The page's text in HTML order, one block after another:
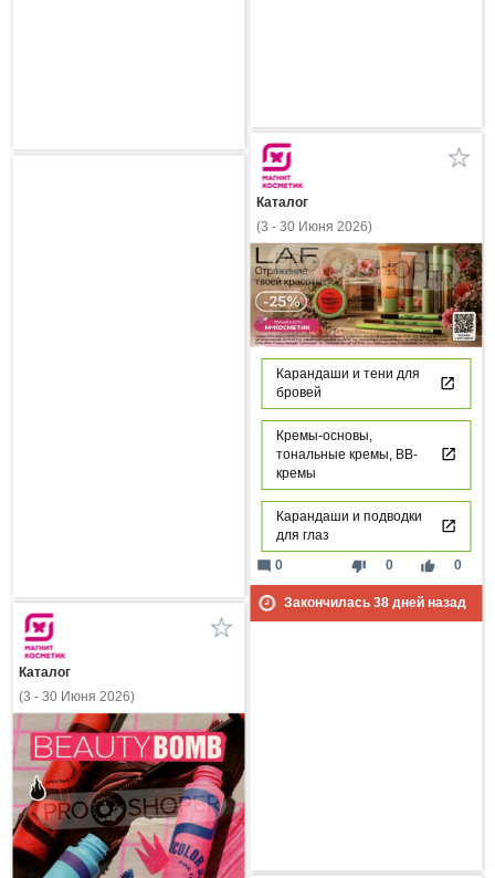
Каталог
(3 - 30 Июня 2026)
Карандаши и тени для
бровей
Кремы-основы,
тональные кремы, ВВ-
кремы
Карандаши и подводки
для глаз
thumb_down 0 thumb_up 0
mode_comment 0
Закончилась 38дней назад
Каталог
(3 - 30 Июня 2026)